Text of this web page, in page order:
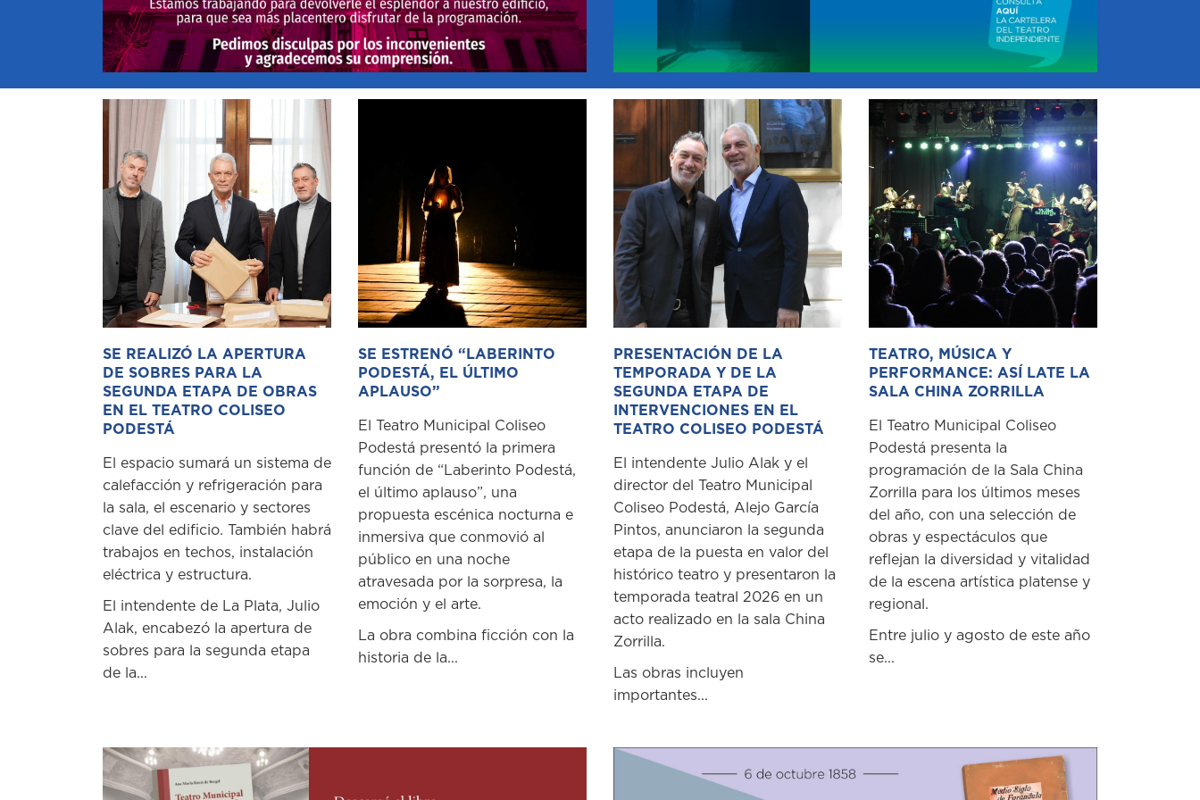
SE REALIZÓ LA APERTURA
DE SOBRES PARA LA
SEGUNDA ETAPA DE OBRAS
EN EL TEATRO COLISEO
PODESTÁ
El espacio sumará un sistema de
calefacción y refrigeración para
la sala, el escenario y sectores
clave del edificio. También habrá
trabajos en techos, instalación
eléctrica y estructura.
El intendente de La Plata, Julio
Alak, encabezó la apertura de
sobres para la segunda etapa
de la...
SE ESTRENÓ “LABERINTO
PODESTÁ, EL ÚLTIMO
APLAUSO”
El Teatro Municipal Coliseo
Podestá presentó la primera
función de “Laberinto Podestá,
el último aplauso”, una
propuesta escénica nocturna e
inmersiva que conmovió al
público en una noche
atravesada por la sorpresa, la
emoción y el arte.
La obra combina ficción con la
historia de la...
PRESENTACIÓN DE LA
TEMPORADA Y DE LA
SEGUNDA ETAPA DE
INTERVENCIONES EN EL
TEATRO COLISEO PODESTÁ
El intendente Julio Alak y el
director del Teatro Municipal
Coliseo Podestá, Alejo García
Pintos, anunciaron la segunda
etapa de la puesta en valor del
histórico teatro y presentaron la
temporada teatral 2026 en un
acto realizado en la sala China
Zorrilla.
Las obras incluyen
importantes...
TEATRO, MÚSICA Y
PERFORMANCE: ASÍ LATE LA
SALA CHINA ZORRILLA
El Teatro Municipal Coliseo
Podestá presenta la
programación de la Sala China
Zorrilla para los últimos meses
del año, con una selección de
obras y espectáculos que
reflejan la diversidad y vitalidad
de la escena artística platense y
regional.
Entre julio y agosto de este año
se...